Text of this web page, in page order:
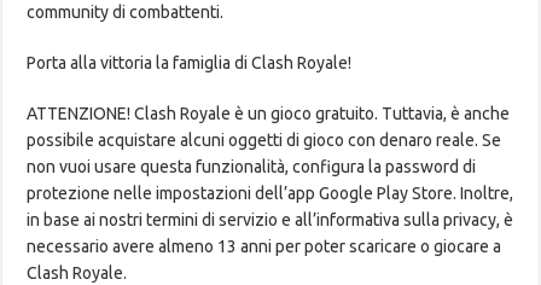
community di combattenti.
Porta alla vittoria la famiglia di Clash Royale!
ATTENZIONE! Clash Royale è un gioco gratuito. Tuttavia, è anche
possibile acquistare alcuni oggetti di gioco con denaro reale. Se
non vuoi usare questa funzionalità, configura la password di
protezione nelle impostazioni dell’app Google Play Store. Inoltre,
in base ai nostri termini di servizio e all’informativa sulla privacy, è
necessario avere almeno 13 anni per poter scaricare o giocare a
Clash Royale.